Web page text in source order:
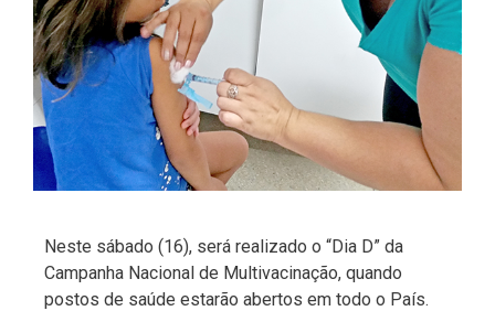
Neste sábado (16), será realizado o “Dia D” da
Campanha Nacional de Multivacinação, quando
postos de saúde estarão abertos em todo o País.